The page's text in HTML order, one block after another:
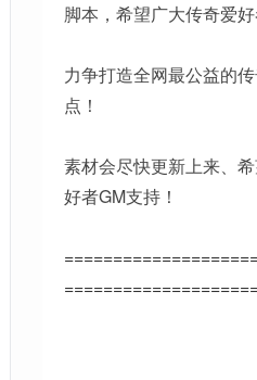
脚本，希望广大传奇爱
力争打造全网最公益的
点！
素材会尽快更新上来、
好者GM支持！